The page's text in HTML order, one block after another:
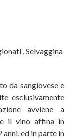
,Selvaggina
da sangiovese e
esclusivamente
avviene a
il vino affina in
ed in parte in